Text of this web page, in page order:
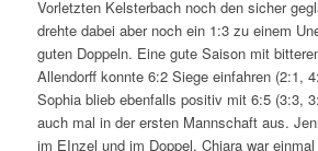
Vorletzten Kelsterbach noch den sicher
drehte dabei aber noch ein 1:3 zu einem
guten Doppeln. Eine gute Saison mit
Allendorff konnte 6:2 Siege einfahren (2:1,
Sophia blieb ebenfalls positiv mit 6:5 (3:3,
auch mal in der ersten Mannschaft aus.
im EInzel und im Doppel, Chiara war